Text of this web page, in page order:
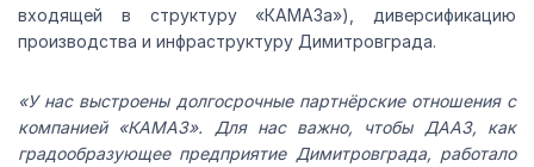
входящей в структуру «КАМАЗа»), диверсификацию
производства и инфраструктуру Димитровграда.
«У нас выстроены долгосрочные партнёрские отношения с
компанией «КАМАЗ». Для нас важно, чтобы ДААЗ, как
градообразующее предприятие Димитровграда, работало